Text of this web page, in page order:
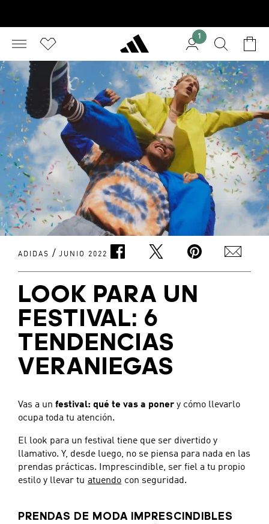
1
ADIDAS / JUNIO 2022
LOOK PARA UN
FESTIVAL: 6
TENDENCIAS
VERANIEGAS
Vas a un festival: qué te vas a poner y cómo llevarlo
ocupa toda tu atención.
El look para un festival tiene que ser divertido y
llamativo. Y, desde luego, no se piensa para nada en las
prendas prácticas. Imprescindible, ser fiel a tu propio
estilo y llevar tu atuendo con seguridad.
PRENDAS DE MODA IMPRESCINDIBLES